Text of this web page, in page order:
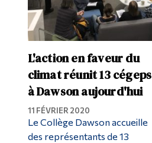
L'action en faveur du
climat réunit 13 cégeps
à Dawson aujourd'hui
11 FÉVRIER 2020
Le Collège Dawson accueille
des représentants de 13